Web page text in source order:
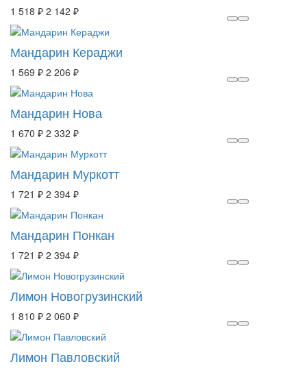
1 518 ₽ 2 142 ₽
Мандарин Кераджи
1 569 ₽ 2 206 ₽
Мандарин Нова
1 670 ₽ 2 332 ₽
Мандарин Муркотт
1 721 ₽ 2 394 ₽
Мандарин Понкан
1 721 ₽ 2 394 ₽
Лимон Новогрузинский
1 810 ₽ 2 060 ₽
Лимон Павловский